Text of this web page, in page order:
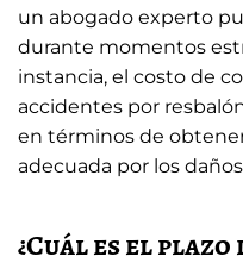
un abogado experto
durante momentos
instancia, el costo de
accidentes por
en términos de
adecuada por los
¿Cuál es el